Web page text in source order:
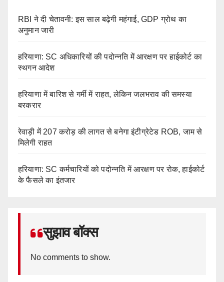
RBI ने दी चेतावनी: इस साल बढ़ेगी महंगाई, GDP ग्रोथ का
अनुमान जारी
हरियाणा: SC अधिकारियों की पदोन्नति में आरक्षण पर हाईकोर्ट का
स्थगन आदेश
हरियाणा में बारिश से गर्मी में राहत, लेकिन जलभराव की समस्या
बरकरार
रेवाड़ी में 207 करोड़ की लागत से बनेगा इंटीग्रेटेड ROB, जाम से
मिलेगी राहत
हरियाणा: SC कर्मचारियों को पदोन्नति में आरक्षण पर रोक, हाईकोर्ट
के फैसले का इंतजार
सुझाव बॉक्स
No comments to show.